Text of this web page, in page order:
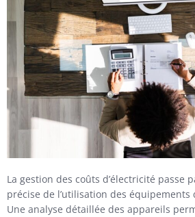
La gestion des coûts d’électricité passe
précise de l’utilisation des équipements
Une analyse détaillée des appareils